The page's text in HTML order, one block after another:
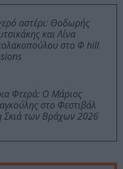
αστέρι: Θοδωρής
και Λίνα
στο Φ hill
Φτερά: Ο Μάριος
στο Φεστιβάλ
Σκιά των Βράχων 2026